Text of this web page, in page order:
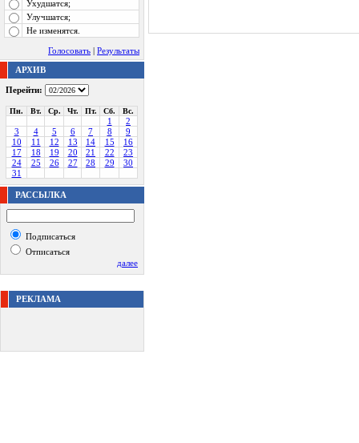
Ухудшатся;
Улучшатся;
Не изменятся.
Голосовать | Результаты
АРХИВ
Перейти:
Пн. Вт. Ср. Чт. Пт. Сб. Вс.
1
2
3
4 5 6 7 8
9
10
11 12 13 14 15
16
17
18 19 20 21 22
23
24
25 26 27 28 29
30
31
РАССЫЛКА
Подписаться
Отписаться
далее
РЕКЛАМА